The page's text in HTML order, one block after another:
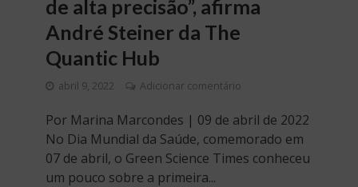
de alta precisão”, afirma
André Steiner da The
Quantic Hub
abril 9, 2022 Adicionar comentário
Por Marina Marcondes | 09 de abril de 2022
No Dia Mundial da Saúde, comemorado em
07 de abril, o Green Science Times conheceu
um pouco sobre a primeira...